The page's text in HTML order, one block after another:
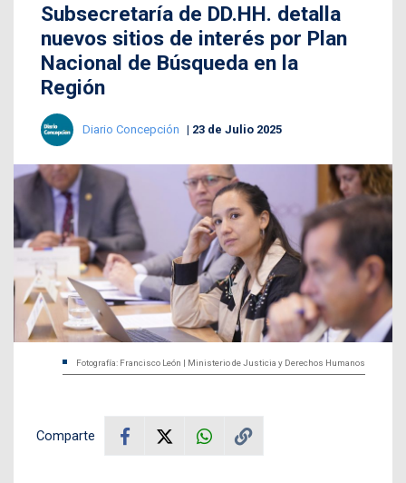
Subsecretaría de DD.HH. detalla
nuevos sitios de interés por Plan
Nacional de Búsqueda en la
Región
Diario Concepción 23 de Julio 2025
Fotografía: Francisco León | Ministerio de Justicia y Derechos Humanos
Comparte